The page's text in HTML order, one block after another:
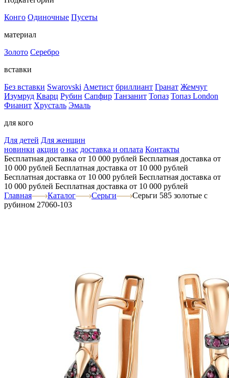
Конго Одиночные Пусеты
материал
Золото Серебро
вставки
Без вставки Swarovski Аметист бриллиант Гранат Жемчуг
Изумруд Кварц Рубин Сапфир Танзанит Топаз Топаз London
Фианит Хрусталь Эмаль
для кого
Для детей Для женщин
новинки акции о нас доставка и оплата Контакты
Бесплатная доставка от 10 000 рублей Бесплатная доставка от
10 000 рублей Бесплатная доставка от 10 000 рублей
Бесплатная доставка от 10 000 рублей Бесплатная доставка от
10 000 рублей Бесплатная доставка от 10 000 рублей
Главная
Каталог Серьги
Серьги 585 золотые с
рубином 27060-103